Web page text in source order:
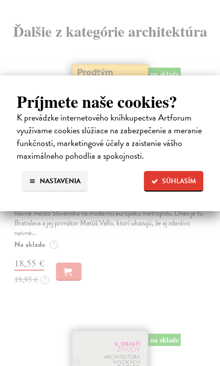
Príjmete naše cookies?
K prevádzke internetového kníhkupectva Artforum
využívame cookies slúžiace na zabezpečenie a meranie
funkčnosti, marketingové účely a zaistenie vášho
maximálneho pohodlia a spokojnosti.
SÚHLASÍM
NASTAVENIA
Ďalšie z kategórie architektúra
na sklade
Predtým a potom
Vallo Matúš| Kniha
hlavné mesto Slovenska na modernú európsku metropolu. Dnes je tu
Bratislava a jej primátor Matúš Vallo, ktorí ukazujú, že aj zdanlivo
naivné…
Na sklade ?
18,55 €
19,95 € ?
na sklade